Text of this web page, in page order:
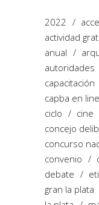
2022
actividad
anual
autoridades
capacitación
capba en
ciclo
cine
concejo
concurso
convenio
debate
gran la plata